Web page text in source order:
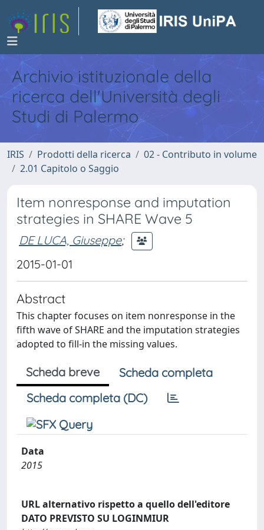
Archivio istituzionale della
ricerca dell'Università degli
Studi di Palermo
IRIS Prodotti della ricerca
02 - Contributo in volume
2.01 Capitolo o Saggio
Item nonresponse and imputation
strategies in SHARE Wave 5
DE LUCA, Giuseppe;
2015-01-01
Abstract
This chapter focuses on item nonresponse in the
fifth wave of SHARE and the imputation strategies
adopted to fill-in the missing values.
Scheda breve
Scheda completa
Scheda completa (DC)
Data
2015
URL alternativo rispetto a quello dell'editore
DATO PREVISTO SU LOGINMIUR